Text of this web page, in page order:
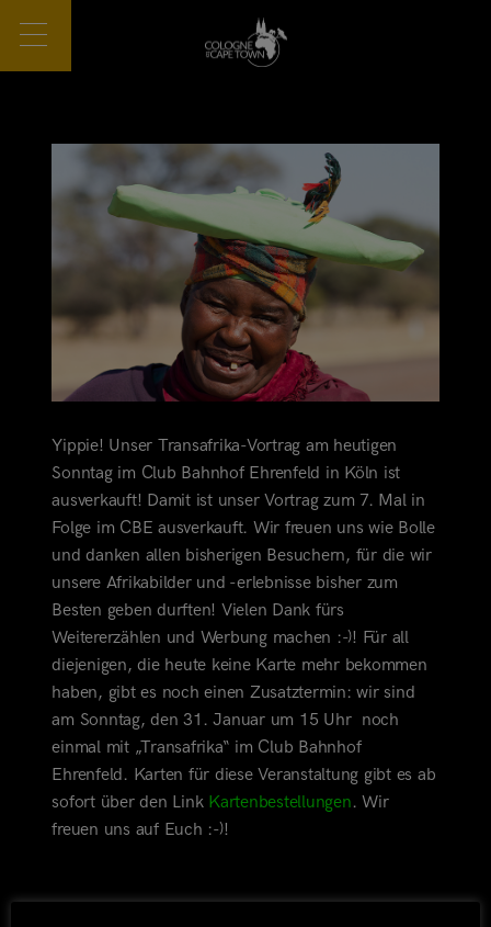
Yippie! Unser Transafrika-Vortrag am heutigen
Sonntag im Club Bahnhof Ehrenfeld in Köln ist
ausverkauft! Damit ist unser Vortrag zum 7. Mal in
Folge im CBE ausverkauft. Wir freuen uns wie Bolle
und danken allen bisherigen Besuchern, für die wir
unsere Afrikabilder und -erlebnisse bisher zum
Besten geben durften! Vielen Dank fürs
Weitererzählen und Werbung machen :-)! Für all
diejenigen, die heute keine Karte mehr bekommen
haben, gibt es noch einen Zusatztermin: wir sind
am Sonntag, den 31. Januar um 15 Uhr noch
einmal mit „Transafrika“ im Club Bahnhof
Ehrenfeld. Karten für diese Veranstaltung gibt es ab
sofort über den Link Kartenbestellungen. Wir
freuen uns auf Euch :-)!